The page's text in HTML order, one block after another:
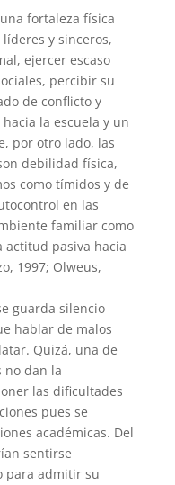
fortaleza física
y sinceros,
ejercer escaso
percibir su
de conflicto y
la escuela y un
por otro lado, las
debilidad física,
como tímidos y de
en las
familiar como
pasiva hacia
1997; Olweus,
guarda silencio
hablar de malos
Quizá, una de
no dan la
las dificultades
pues se
académicas. Del
sentirse
para admitir su